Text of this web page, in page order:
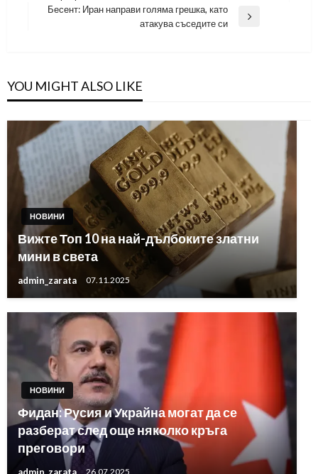
Бесент: Иран направи голяма грешка, като
атакува съседите си
YOU MIGHT ALSO LIKE
НОВИНИ
Вижте Топ 10 на най-дълбоките златни
мини в света
admin_zarata 07.11.2025
НОВИНИ
Фидан: Русия и Украйна могат да се
разберат след още няколко кръга
преговори
26.07.2025